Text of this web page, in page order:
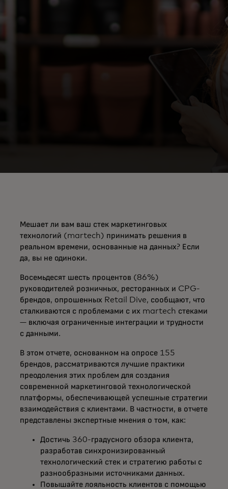
технологий
Мешает ли вам ваш стек маркетинговых
технологий (martech) принимать решения в
реальном времени, основанные на данных? Если
да, вы не одиноки.
Восемьдесят шесть процентов (86%)
руководителей розничных, ресторанных и CPG-
брендов, опрошенных Retail Dive, сообщают, что
сталкиваются с проблемами с их martech стеками
— включая ограниченные интеграции и трудности
с данными.
В этом отчете, основанном на опросе 155
брендов, рассматриваются лучшие практики
преодоления этих проблем для создания
современной маркетинговой технологической
платформы, обеспечивающей успешные стратегии
взаимодействия с клиентами. В частности, в отчете
представлены экспертные мнения о том, как:
Достичь 360-градусного обзора клиента,
разработав синхронизированный
технологический стек и стратегию работы с
разнообразными источниками данных.
Повышайте лояльность клиентов с помощью